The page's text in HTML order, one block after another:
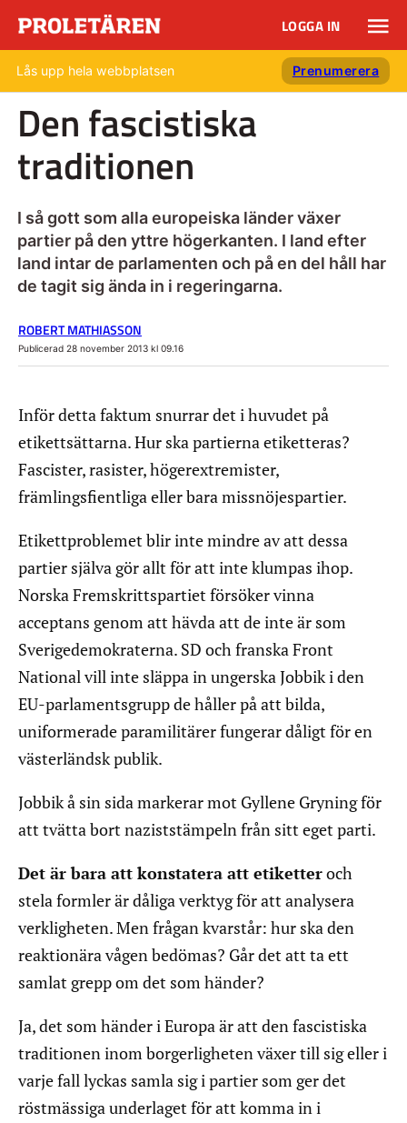
LOGGA IN
Lås upp hela webbplatsen Prenumerera
Den fascistiska
traditionen
I så gott som alla europeiska länder växer
partier på den yttre högerkanten. I land efter
land intar de parlamenten och på en del håll har
de tagit sig ända in i regeringarna.
ROBERT MATHIASSON
Publicerad 28 november 2013 kl 09.16
Inför detta faktum snurrar det i huvudet på
etikettsättarna. Hur ska partierna etiketteras?
Fascister, rasister, högerextremister,
främlingsfientliga eller bara missnöjespartier.
Etikettproblemet blir inte mindre av att dessa
partier själva gör allt för att inte klumpas ihop.
Norska Fremskrittspartiet försöker vinna
acceptans genom att hävda att de inte är som
Sverigedemokraterna. SD och franska Front
National vill inte släppa in ungerska Jobbik i den
EU-parlamentsgrupp de håller på att bilda,
uniformerade paramilitärer fungerar dåligt för en
västerländsk publik.
Jobbik å sin sida markerar mot Gyllene Gryning för
att tvätta bort naziststämpeln från sitt eget parti.
Det är bara att konstatera att etiketteroch
stela formler är dåliga verktyg för att analysera
verkligheten. Men frågan kvarstår: hur ska den
reaktionära vågen bedömas? Går det att ta ett
samlat grepp om det som händer?
Ja, det som händer i Europa är att den fascistiska
traditionen inom borgerligheten växer till sig eller i
varje fall lyckas samla sig i partier som ger det
röstmässiga underlaget för att komma in i